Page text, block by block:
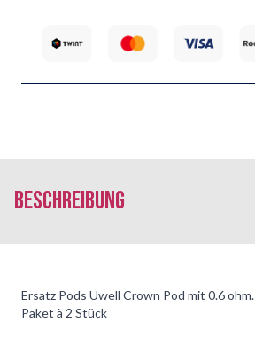
Beschreibung
Ersatz Pods Uwell Crown Pod mit 0.6 ohm.
Paket à 2 Stück